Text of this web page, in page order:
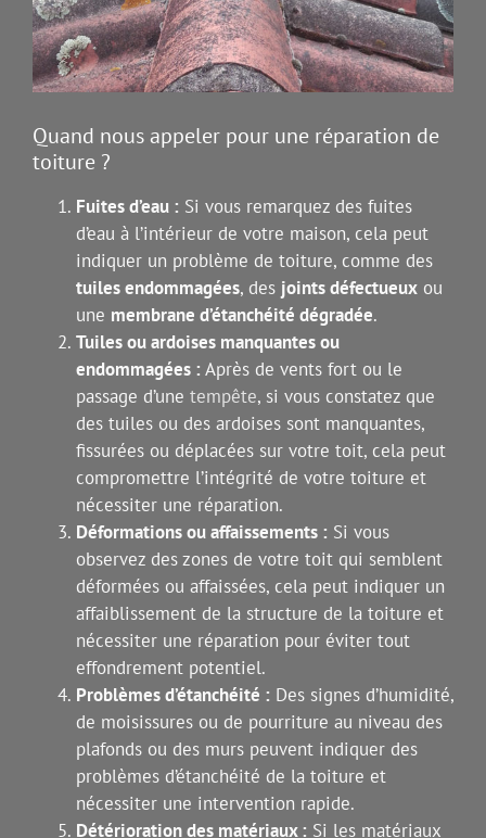
Quand nous appeler pour une réparation de
toiture ?
Fuites d’eau : Si vous remarquez des fuites
d’eau à l’intérieur de votre maison, cela peut
indiquer un problème de toiture, comme des
tuiles endommagées, des joints défectueux ou
une membrane d’étanchéité dégradée.
Tuiles ou ardoises manquantes ou
endommagées : Après de vents fort ou le
passage d’une tempête, si vous constatez que
des tuiles ou des ardoises sont manquantes,
fissurées ou déplacées sur votre toit, cela peut
compromettre l’intégrité de votre toiture et
nécessiter une réparation.
Déformations ou affaissements : Si vous
observez des zones de votre toit qui semblent
déformées ou affaissées, cela peut indiquer un
affaiblissement de la structure de la toiture et
nécessiter une réparation pour éviter tout
effondrement potentiel.
Problèmes d’étanchéité : Des signes d’humidité,
de moisissures ou de pourriture au niveau des
plafonds ou des murs peuvent indiquer des
problèmes d’étanchéité de la toiture et
nécessiter une intervention rapide.
Détérioration des matériaux : Si les matériaux